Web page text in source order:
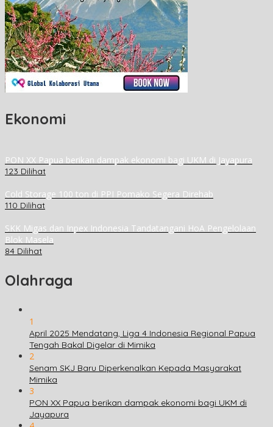
Ekonomi
PON XX Papua berikan dampak ekonomi bagi UKM di Jayapura
123 Dilihat
Cold Storage 100 ton di PPI Pomako Segera Direhab
110 Dilihat
SKK Migas dan Inpex Indonesia Tandatangani HoA Pengelolaan
Blok Masela
84 Dilihat
Olahraga
1
April 2025 Mendatang, Liga 4 Indonesia Regional Papua
Tengah Bakal Digelar di Mimika
2
Senam SKJ Baru Diperkenalkan Kepada Masyarakat
Mimika
3
PON XX Papua berikan dampak ekonomi bagi UKM di
Jayapura